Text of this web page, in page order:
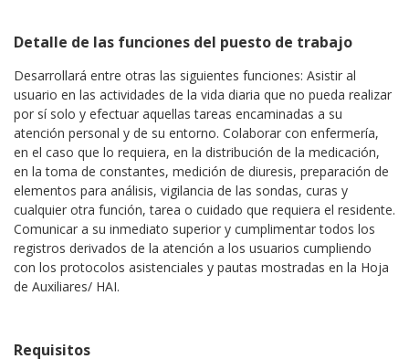
Detalle de las funciones del puesto de trabajo
Desarrollará entre otras las siguientes funciones: Asistir al
usuario en las actividades de la vida diaria que no pueda realizar
por sí solo y efectuar aquellas tareas encaminadas a su
atención personal y de su entorno. Colaborar con enfermería,
en el caso que lo requiera, en la distribución de la medicación,
en la toma de constantes, medición de diuresis, preparación de
elementos para análisis, vigilancia de las sondas, curas y
cualquier otra función, tarea o cuidado que requiera el residente.
Comunicar a su inmediato superior y cumplimentar todos los
registros derivados de la atención a los usuarios cumpliendo
con los protocolos asistenciales y pautas mostradas en la Hoja
de Auxiliares/ HAI.
Requisitos